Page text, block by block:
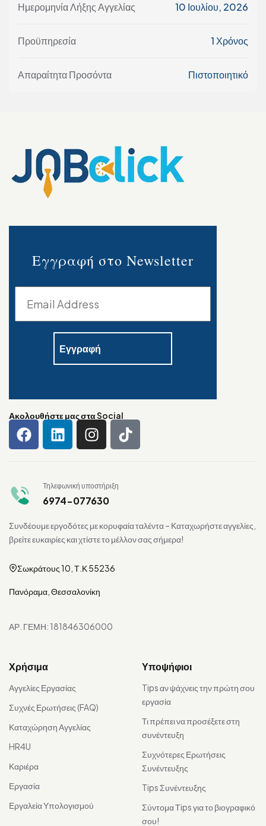
Ημερομηνία Λήξης Αγγελίας 10 Ιουλίου, 2026
Προϋπηρεσία 1 Χρόνος
Απαραίτητα Προσόντα Πιστοποιητικό
Εγγραφή στο Newsletter
Ακολουθήστε μας στα Social
Τηλεφωνική υποστήριξη
6974-077630
Συνδέουμε εργοδότες με κορυφαία ταλέντα – Καταχωρήστε αγγελίες,
βρείτε ευκαιρίες και χτίστε το μέλλον σας σήμερα!
Σωκράτους 10, Τ.Κ 55236
Πανόραμα, Θεσσαλονίκη
ΑΡ. ΓΕΜΗ: 181846306000
Χρήσιμα
Αγγελίες Εργασίας
Συχνές Ερωτήσεις (FAQ)
Καταχώρηση Αγγελίας
HR4U
Καριέρα
Εργασία
Εργαλεία Υπολογισμού
Υποψήφιοι
Tips αν ψάχνεις την πρώτη σου
εργασία
Τι πρέπει να προσέξετε στη
συνέντευξη
Συχνότερες Ερωτήσεις
Συνέντευξης
Tips Συνέντευξης
Σύντομα Τips για το βιογραφικό
σου!